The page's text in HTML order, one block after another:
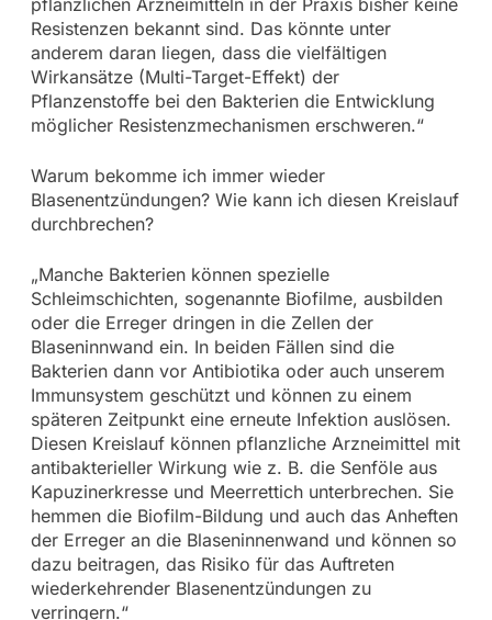
pflanzlichen Arzneimitteln in der Praxis bisher keine
Resistenzen bekannt sind. Das könnte unter
anderem daran liegen, dass die vielfältigen
Wirkansätze (Multi-Target-Effekt) der
Pflanzenstoffe bei den Bakterien die Entwicklung
möglicher Resistenzmechanismen erschweren.“
Warum bekomme ich immer wieder
Blasenentzündungen? Wie kann ich diesen Kreislauf
durchbrechen?
„Manche Bakterien können spezielle
Schleimschichten, sogenannte Biofilme, ausbilden
oder die Erreger dringen in die Zellen der
Blaseninnwand ein. In beiden Fällen sind die
Bakterien dann vor Antibiotika oder auch unserem
Immunsystem geschützt und können zu einem
späteren Zeitpunkt eine erneute Infektion auslösen.
Diesen Kreislauf können pflanzliche Arzneimittel mit
antibakterieller Wirkung wie z. B. die Senföle aus
Kapuzinerkresse und Meerrettich unterbrechen. Sie
hemmen die Biofilm-Bildung und auch das Anheften
der Erreger an die Blaseninnenwand und können so
dazu beitragen, das Risiko für das Auftreten
wiederkehrender Blasenentzündungen zu
verringern.“